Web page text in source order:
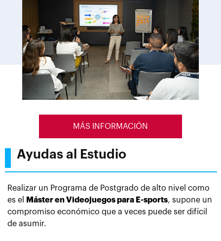
MÁS INFORMACIÓN
Ayudas al Estudio
Realizar un Programa de Postgrado de alto nivel como
es el
Máster en Videojuegos para E-sports, supone un
compromiso económico que a veces puede ser difícil
de asumir.